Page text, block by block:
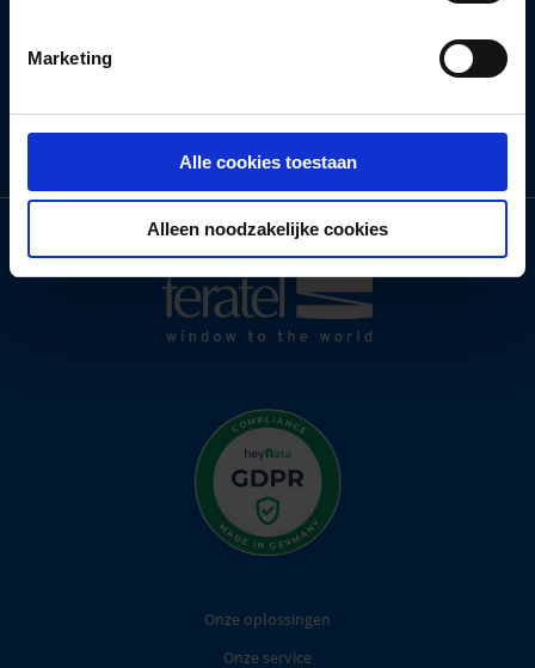
Marketing
Alle cookies toestaan
Alleen noodzakelijke cookies
Onze oplossingen
Onze service